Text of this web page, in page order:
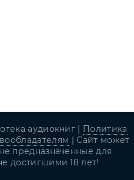
аудиокниг | Политика
| Сайт может
предназначенные для
достигшими 18 лет!